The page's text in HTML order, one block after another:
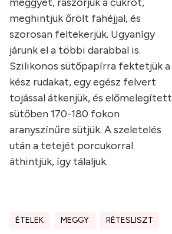
meghintjük őrölt fahéjjal, és
szorosan feltekerjük. Ugyanígy
járunk el a többi darabbal is.
Szilikonos sütőpapírra fektetjük a
kész rudakat, egy egész felvert
tojással átkenjük, és előmelegített
sütőben 170-180 fokon
aranyszínűre sütjük. A szeletelés
után a tetejét porcukorral
áthintjük, így tálaljuk.
ÉTELEK MEGGY RÉTESLISZT